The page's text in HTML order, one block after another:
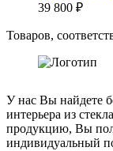
39 800 ₽
Товаров,
У нас Вы найдете
интерьера из
продукцию, Вы
индивидуальный